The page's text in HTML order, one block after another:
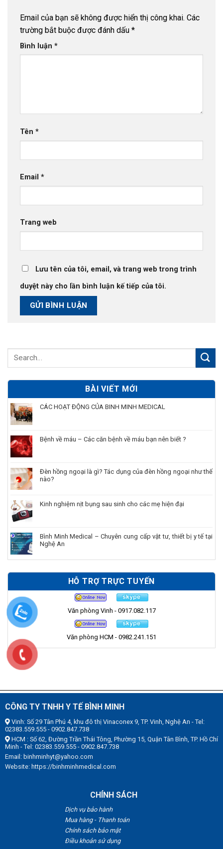
BÀI VIẾT MỚI
CÁC HOẠT ĐỘNG CỦA BINH MINH MEDICAL
Bệnh về máu – Các căn bệnh về máu bạn nên biết ?
Đèn hồng ngoại là gì? Tác dụng của đèn hồng ngoại như thế
nào?
Kinh nghiệm nịt bụng sau sinh cho các mẹ hiện đại
Bình Minh Medical – Chuyên cung cấp vật tư, thiết bị y tế tại
Nghệ An
HỖ TRỢ TRỰC TUYẾN
Văn phòng Vinh - 0917.082.117
Văn phòng HCM - 0982.241.151
Email của bạn sẽ không được hiển thị công khai. Các
trường bắt buộc được đánh dấu *
Bình luận *
Tên *
Email *
Trang web
Lưu tên của tôi, email, và trang web trong trình
duyệt này cho lần bình luận kế tiếp của tôi.
CÔNG TY TNHH Y TẾ BÌNH MINH
Vinh: Số 29 Tân Phú 4, khu đô thị Vinaconex 9, TP. Vinh, Nghệ An - Tel:
02383.559.555 - 0902.847.738
HCM : Số 62, Đường Trần Thái Tông, Phường 15, Quận Tân Bình, TP. Hồ Chí
Minh - Tel: 02383.559.555 - 0902.847.738
Email: binhminhyt@yahoo.com
Website: https://binhminhmedical.com
CHÍNH SÁCH
Dịch vụ bảo hành
Mua hàng - Thanh toán
Chính sách bảo mật
Điều khoản sử dụng